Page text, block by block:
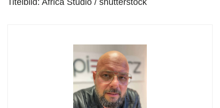
Titelbild: Africa Studio / shutterstock